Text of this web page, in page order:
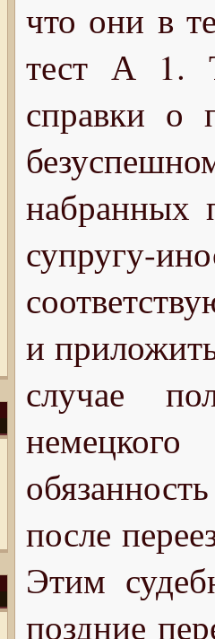
что они в
тест А 1.
справки о
набранных
и
случае
после
Этим
поздние